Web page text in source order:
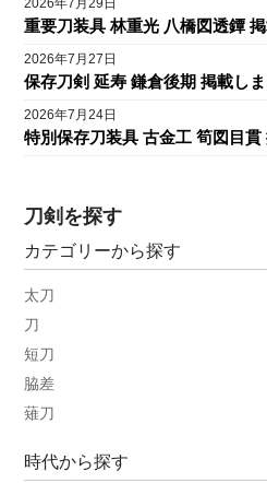
2026年7月29日
重要刀装具 林重光 八橋図透鐔
2026年7月27日
保存刀剣 延寿 鎌倉後期 掲載しま
2026年7月24日
特別保存刀装具 古金工 筍図目貫
刀剣を探す
カテゴリーから探す
太刀
刀
短刀
脇差
薙刀
時代から探す